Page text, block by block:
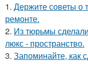
1. Держите советы о
ремонте.
2. Из тюрьмы
люкс - пространство.
3. Запоминайте, как